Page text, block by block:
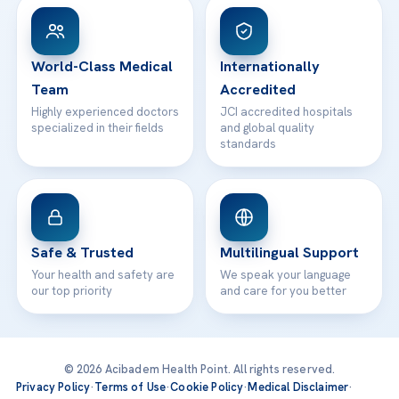
Patient Rights
Contact
WhatsApp Support
World-Class Medical
Team
Highly experienced doctors
specialized in their fields
Internationally
Accredited
JCI accredited hospitals
and global quality
standards
Safe & Trusted
Your health and safety are
our top priority
Multilingual Support
We speak your language
and care for you better
© 2026 Acibadem Health Point. All rights reserved.
Privacy Policy·Terms of Use·Cookie Policy·Medical Disclaimer·